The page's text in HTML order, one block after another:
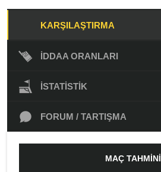
KARŞILAŞTIRMA
İDDAA ORANLARI
İSTATISTIK
FORUM / TARTIŞMA
MAÇ TAHMINI